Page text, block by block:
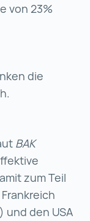
von 23%
die
BAK
zum Teil
und den USA